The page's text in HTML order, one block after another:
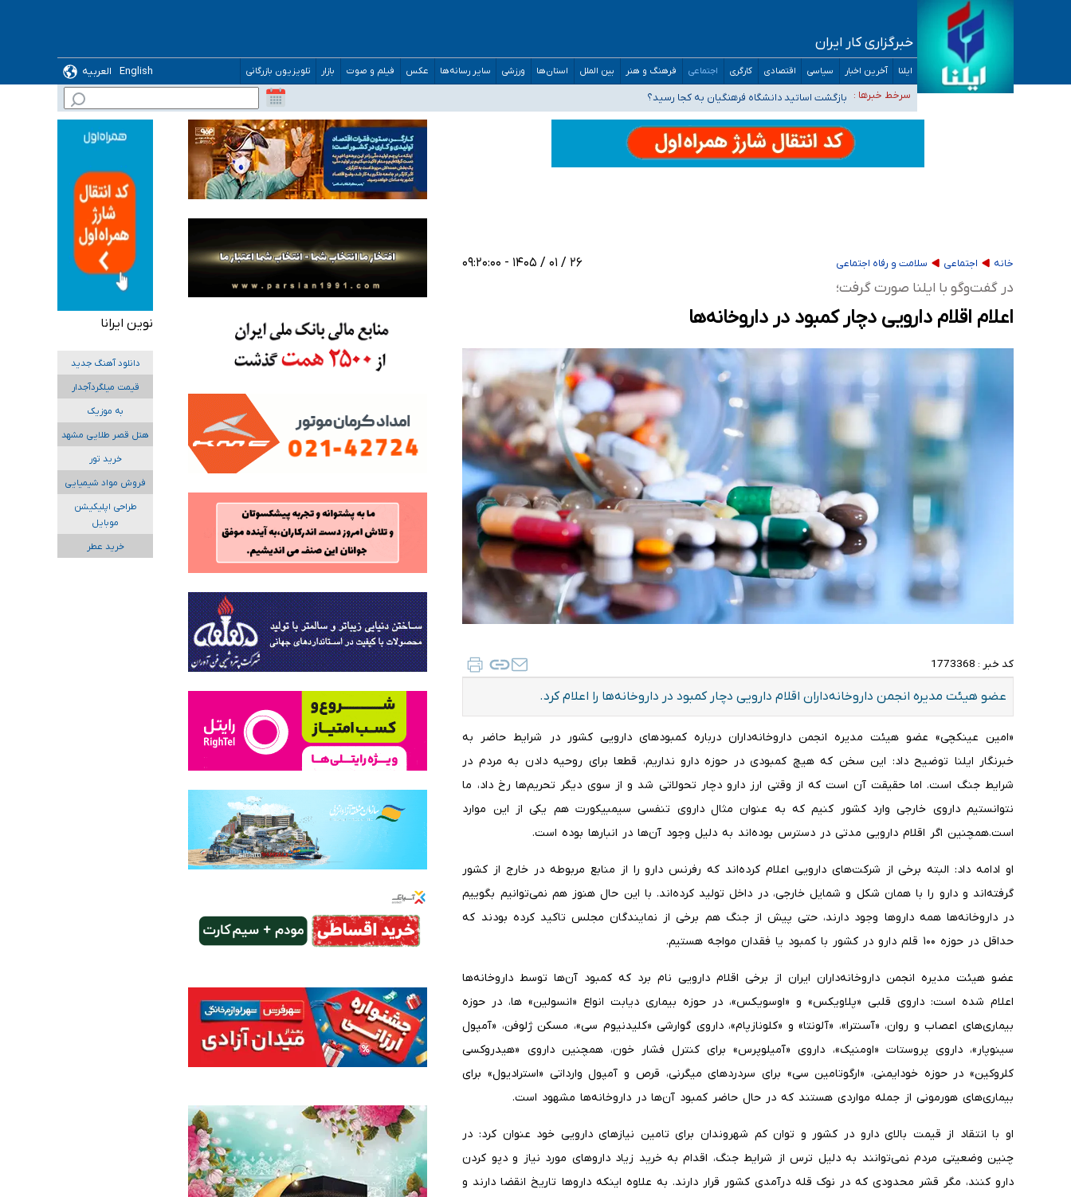
خبرگزاری کار ایران
ایلنا آخرین اخبار سیاسی اقتصادی کارگری اجتماعی فرهنگ و هنر بین الملل استان‌ها ورزشی سایر رسانه‌ها عکس فیلم و صوت بازار تلویزیون بازرگانی English
العربیه
سرخط خبرها :
ثبت‌نام بخش عمده دانش‌آموزان مدارس ایرانی امارات در کشور/ درباره محصلان باقی‌مانده در دبی متناسب با شرایط جدید تصمیم‌گیری می‌شود
هشدار درباره مصرف و دسترسی آسان به ماده مخدر ناس
بازگشت اساتید دانشگاه فرهنگیان به کجا رسید؟
۵۵۶ هزار نفر در صف وام ازدواج/ بانک سرمایه با وجود ۲۵۰ متقاضی، تاکنون هیچ فقره وامی پرداخت نکرده است
کسانی که خواهان ادامه جنگ هستند، برنامه خود را برای اداره کشور ارائه کنند
خانه اجتماعی سلامت و رفاه اجتماعی ۲۶ / ۰۱ / ۱۴۰۵ - ۰۹:۲۰:۰۰
در گفت‌وگو با ایلنا صورت گرفت؛
اعلام اقلام دارویی دچار کمبود در داروخانه‌ها
کد خبر : 1773368
عضو هیئت مدیره انجمن داروخانه‌داران اقلام دارویی دچار کمبود در داروخانه‌ها را اعلام کرد.
«امین عینکچی» عضو هیئت مدیره انجمن داروخانه‌داران درباره کمبودهای دارویی کشور در شرایط حاضر به
خبرنگار ایلنا توضیح داد: این سخن که هیچ کمبودی در حوزه دارو نداریم، قطعا برای روحیه دادن به مردم در
شرایط جنگ است. اما حقیقت آن است که از وقتی ارز دارو دچار تحولاتی شد و از سوی دیگر تحریم‌ها رخ داد، ما
نتوانستیم داروی خارجی وارد کشور کنیم که به عنوان مثال داروی تنفسی سیمبیکورت هم یکی از این موارد
است.همچنین اگر اقلام دارویی مدتی در دسترس بوده‌اند به دلیل وجود آن‌ها در انبارها بوده است.
او ادامه داد: البته برخی از شرکت‌های دارویی اعلام کرده‌اند که رفرنس دارو را از منابع مربوطه در خارج از کشور
گرفته‌اند و دارو را با همان شکل و شمایل خارجی، در داخل تولید کرده‌اند. با این حال هنوز هم نمی‌توانیم بگوییم
در داروخانه‌ها همه داروها وجود دارند، حتی پیش از جنگ هم برخی از نمایندگان مجلس تاکید کرده بودند که
حداقل در حوزه ۱۰۰ قلم دارو در کشور با کمبود یا فقدان مواجه هستیم.
عضو هیئت مدیره انجمن داروخانه‌داران ایران از برخی اقلام دارویی نام برد که کمبود آن‌ها توسط داروخانه‌ها
اعلام شده است: داروی قلبی «پلاویکس» و «اوسویکس»، در حوزه بیماری دیابت انواع «انسولین» ها، در حوزه
بیماری‌های اعصاب و روان، «آسنترا»، «آلونتا» و «کلونازپام»، داروی گوارشی «کلیدنیوم سی»، مسکن ژلوفن، «آمپول
سینوپار»، داروی پروستات «اومنیک»، داروی «آمیلوپرس» برای کنترل فشار خون، همچنین داروی «هیدروکسی
کلروکین» در حوزه خودایمنی، «ارگوتامین سی» برای سردردهای میگرنی، قرص و آمپول وارداتی «استرادیول» برای
بیماری‌های هورمونی از جمله مواردی هستند که در حال حاضر کمبود آن‌ها در داروخانه‌ها مشهود است.
او با انتقاد از قیمت بالای دارو در کشور و توان کم شهروندان برای تامین نیازهای دارویی خود عنوان کرد: در
چنین وضعیتی مردم نمی‌توانند به دلیل ترس از شرایط جنگ، اقدام به خرید زیاد داروهای مورد نیاز و دپو کردن
دارو کنند، مگر قشر محدودی که در نوک قله درآمدی کشور قرار دارند. به علاوه اینکه داروها تاریخ انقضا دارند و
نوین ایرانا
دانلود آهنگ جدید
قیمت میلگردآجدار
به موزیک
هتل قصر طلایی مشهد
خرید تور
فروش مواد شیمیایی
طراحی اپلیکیشن
موبایل
خرید عطر